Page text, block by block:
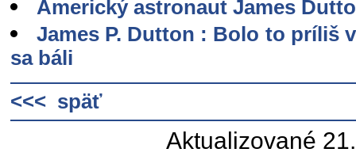
Americký astronaut James
James P. Dutton : Bolo to príliš
sa báli
<<< späť
Aktualizované